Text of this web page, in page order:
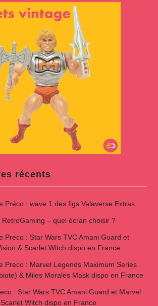
récents
Préco : wave 1 des figs Valaverse Extras
RetroGaming – quel écran choisir ?
Preco : Star Wars TVC Amani Guard et
& Scarlet Witch dispo en France
Preco : Marvel Legends Maximum Series
& Miles Morales Mask dispo en France
: Star Wars TVC Amani Guard et Marvel
Witch dispo en France